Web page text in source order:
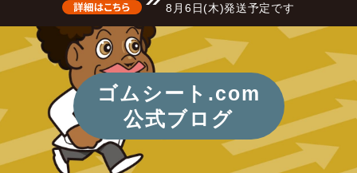
8月6日(木)発送予定です
ゴムシート.com
公式ブログ